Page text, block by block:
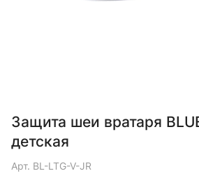
Защита шеи вратаря
детская
Арт. BL-LTG-V-JR